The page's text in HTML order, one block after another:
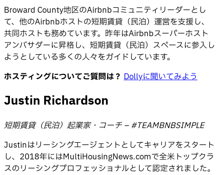
Broward County地区のAirbnbコミュニティリーダーとし
て、他のAirbnbホストの短期賃貸（民泊）運営を支援し、
共同ホストも務めています。昨年はAirbnbスーパーホスト
アンバサダーに昇格し、短期賃貸（民泊）スペースに参入し
ようとしている多くの人々をガイドしています。
ホスティングについてご質問は？ Dollyに聞いてみよう
Justin Richardson
短期賃貸（民泊）起業家・コーチ – #TEAMBNBSIMPLE
Justinはリーシングエージェントとしてキャリアをスタート
し、2018年にはMultiHousingNews.comで全米トップクラ
スのリーシングプロフェッショナルとして認定されました。